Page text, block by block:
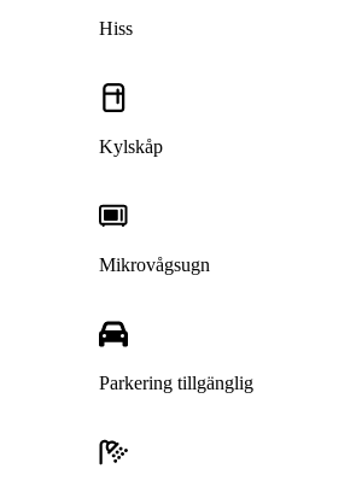
Hiss
Kylskåp
Mikrovågsugn
Parkering tillgänglig